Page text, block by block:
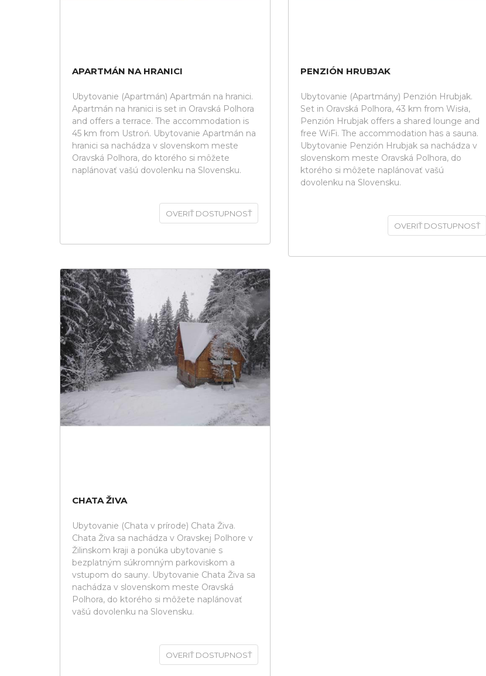
APARTMÁN NA HRANICI
Ubytovanie (Apartmán) Apartmán na hranici.
Apartmán na hranici is set in Oravská Polhora
and offers a terrace. The accommodation is
45 km from Ustroń. Ubytovanie Apartmán na
hranici sa nachádza v slovenskom meste
Oravská Polhora, do ktorého si môžete
naplánovať vašú dovolenku na Slovensku.
OVERIŤ DOSTUPNOSŤ
PENZIÓN HRUBJAK
Ubytovanie (Apartmány) Penzión Hrubjak.
Set in Oravská Polhora, 43 km from Wisła,
Penzión Hrubjak offers a shared lounge and
free WiFi. The accommodation has a sauna.
Ubytovanie Penzión Hrubjak sa nachádza v
slovenskom meste Oravská Polhora, do
ktorého si môžete naplánovať vašú
dovolenku na Slovensku.
OVERIŤ DOSTUPNOSŤ
CHATA ŽIVA
Ubytovanie (Chata v prírode) Chata Živa.
Chata Živa sa nachádza v Oravskej Polhore v
Žilinskom kraji a ponúka ubytovanie s
bezplatným súkromným parkoviskom a
vstupom do sauny. Ubytovanie Chata Živa sa
nachádza v slovenskom meste Oravská
Polhora, do ktorého si môžete naplánovať
vašú dovolenku na Slovensku.
OVERIŤ DOSTUPNOSŤ